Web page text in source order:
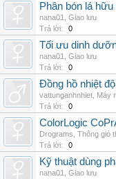
Phân bón lá
nana01
Giao lưu
Trả lời:
0
Tối ưu dinh
nana01
Giao lưu
Trả lời:
0
Đồng hồ nhiệt
vattunganhnhiet Máy
Trả lời:
0
ColorLogic
Drograms Thông gió
Trả lời:
0
Kỹ thuật dùng
nana01
Giao lưu